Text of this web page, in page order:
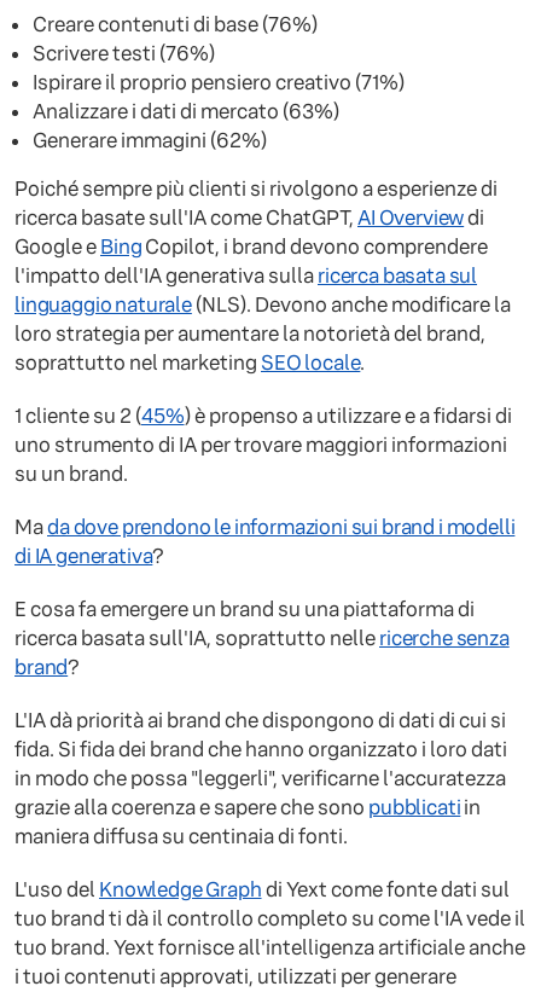
Creare contenuti di base (76%)
Scrivere testi (76%)
Ispirare il proprio pensiero creativo (71%)
Analizzare i dati di mercato (63%)
Generare immagini (62%)
Poiché sempre più clienti si rivolgono a esperienze di
ricerca basate sull'IA come ChatGPT,AI Overviewdi
Google eBingCopilot, i brand devono comprendere
l'impatto dell'IA generativa sullaricerca basata sul
linguaggio naturale(NLS). Devono anche modificare la
loro strategia per aumentare la notorietà del brand,
soprattutto nel marketing SEO locale.
1 cliente su 2 (45%) è propenso a utilizzare e a fidarsi di
uno strumento di IA per trovare maggiori informazioni
su un brand.
Mada dove prendono le informazioni sui brand i modelli
di IA generativa?
E cosa fa emergere un brand su una piattaforma di
ricerca basata sull'IA, soprattutto nellericerche senza
brand?
L'IA dà priorità ai brand che dispongono di dati di cui si
fida. Si fida dei brand che hanno organizzato i loro dati
in modo che possa "leggerli", verificarne l'accuratezza
grazie alla coerenza e sapere che sono pubblicatiin
maniera diffusa su centinaia di fonti.
L'uso del Knowledge Graphdi Yext come fonte dati sul
tuo brand ti dà il controllo completo su come l'IA vede il
tuo brand. Yext fornisce all'intelligenza artificiale anche
i tuoi contenuti approvati, utilizzati per generare